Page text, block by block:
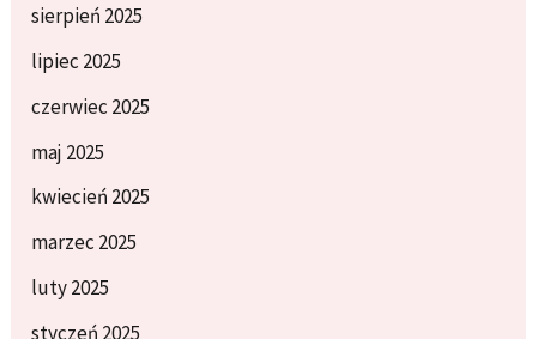
sierpień 2025
lipiec 2025
czerwiec 2025
maj 2025
kwiecień 2025
marzec 2025
luty 2025
styczeń 2025